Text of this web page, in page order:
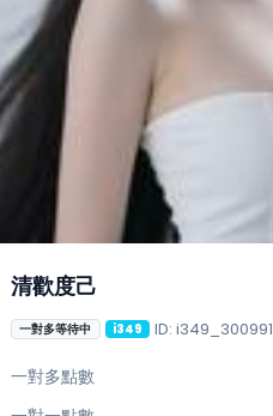
清歡度己
一對多等待中 i349 ID: i349_300991
一對多點數